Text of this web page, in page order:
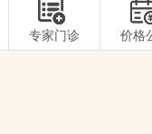
专家门诊 价格